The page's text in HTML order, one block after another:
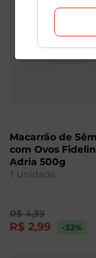
Macarrão de
com Ovos
Adria 500g
1 Unidade
R$ 4,39
R$ 2,99 -32%